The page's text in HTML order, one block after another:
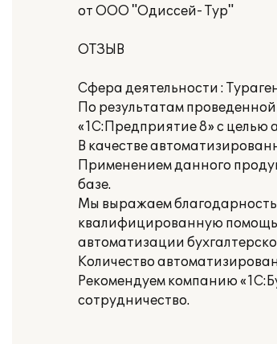
от ООО "Одиссей- Тур"
ОТЗЫВ
Сфера деятельности :
По результатам
«1С:Предприятие 8» с целью
В качестве
Применением данного
базе.
Мы выражаем благодарность
квалифицированную помощь
автоматизации
Количество
Рекомендуем компанию
сотрудничество.